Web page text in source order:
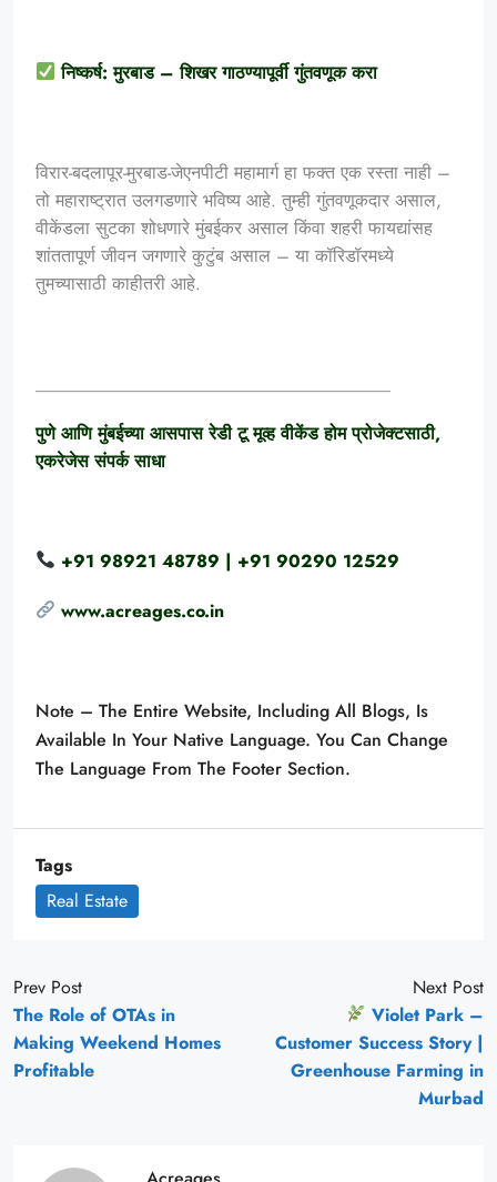
निष्कर्ष: मुरबाड – शिखर गाठण्यापूर्वी गुंतवणूक करा
विरार-बदलापूर-मुरबाड-जेएनपीटी महामार्ग हा फक्त एक रस्ता नाही –
तो महाराष्ट्रात उलगडणारे भविष्य आहे. तुम्ही गुंतवणूकदार असाल,
वीकेंडला सुटका शोधणारे मुंबईकर असाल किंवा शहरी फायद्यांसह
शांततापूर्ण जीवन जगणारे कुटुंब असाल – या कॉरिडॉरमध्ये
तुमच्यासाठी काहीतरी आहे.
पुणे आणि मुंबईच्या आसपास रेडी टू मूव्ह वीकेंड होम प्रोजेक्टसाठी,
एकरेजेस संपर्क साधा
+91 98921 48789 | +91 90290 12529
www.acreages.co.in
Note – The Entire Website, Including All Blogs, Is
Available In Your Native Language. You Can Change
The Language From The Footer Section.
Tags
Real Estate
Prev Post
The Role of OTAs in
Making Weekend Homes
Profitable
Next Post
Violet Park –
Customer Success Story |
Greenhouse Farming in
Murbad